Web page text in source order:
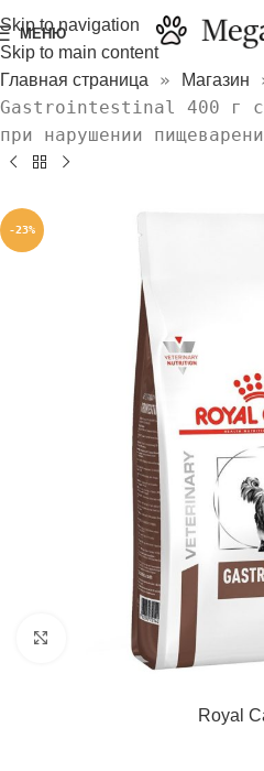
Skip to navigation
Skip to main content
МЕНЮ
Главная страница » Магазин
Gastrointestinal 400 г
при нарушении
-23%
Нажмите, чтобы
Royal